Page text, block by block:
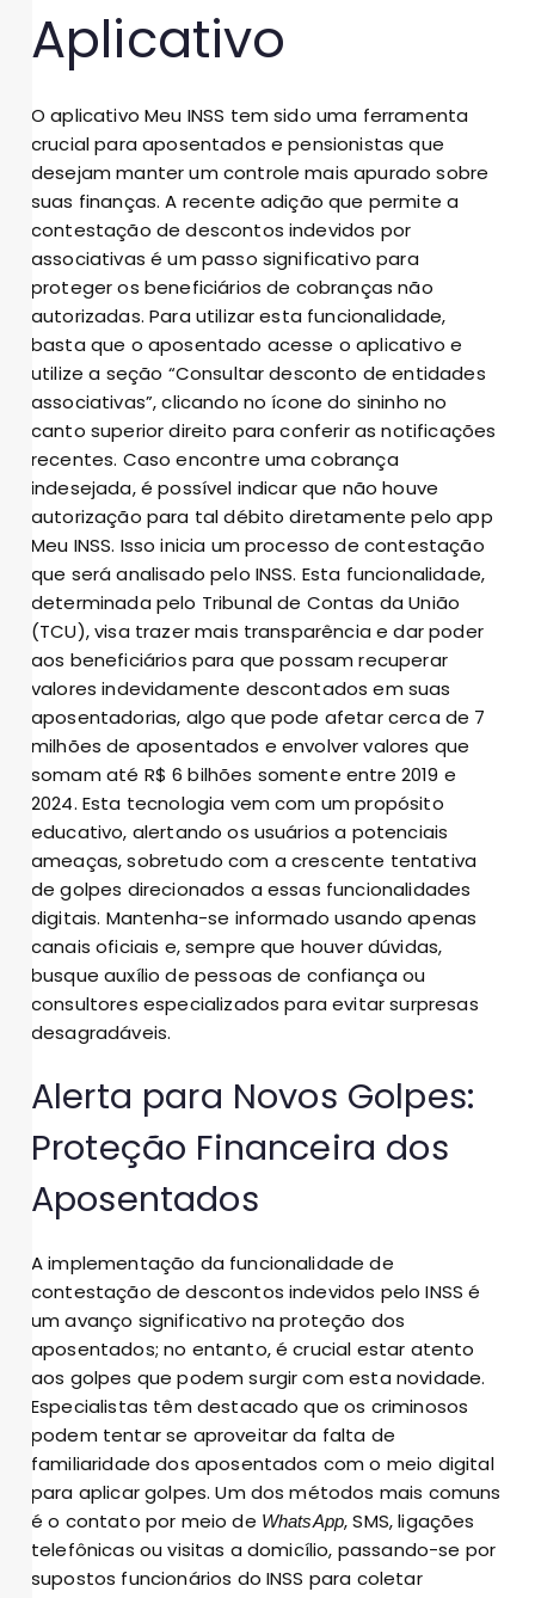
Aplicativo
O aplicativo Meu INSS tem sido uma ferramenta
crucial para aposentados e pensionistas que
desejam manter um controle mais apurado sobre
suas finanças. A recente adição que permite a
contestação de descontos indevidos por
associativas é um passo significativo para
proteger os beneficiários de cobranças não
autorizadas. Para utilizar esta funcionalidade,
basta que o aposentado acesse o aplicativo e
utilize a seção “Consultar desconto de entidades
associativas”, clicando no ícone do sininho no
canto superior direito para conferir as notificações
recentes. Caso encontre uma cobrança
indesejada, é possível indicar que não houve
autorização para tal débito diretamente pelo app
Meu INSS. Isso inicia um processo de contestação
que será analisado pelo INSS. Esta funcionalidade,
determinada pelo Tribunal de Contas da União
(TCU), visa trazer mais transparência e dar poder
aos beneficiários para que possam recuperar
valores indevidamente descontados em suas
aposentadorias, algo que pode afetar cerca de 7
milhões de aposentados e envolver valores que
somam até R$ 6 bilhões somente entre 2019 e
2024. Esta tecnologia vem com um propósito
educativo, alertando os usuários a potenciais
ameaças, sobretudo com a crescente tentativa
de golpes direcionados a essas funcionalidades
digitais. Mantenha-se informado usando apenas
canais oficiais e, sempre que houver dúvidas,
busque auxílio de pessoas de confiança ou
consultores especializados para evitar surpresas
desagradáveis.
Alerta para Novos Golpes:
Proteção Financeira dos
Aposentados
A implementação da funcionalidade de
contestação de descontos indevidos pelo INSS é
um avanço significativo na proteção dos
aposentados; no entanto, é crucial estar atento
aos golpes que podem surgir com esta novidade.
Especialistas têm destacado que os criminosos
podem tentar se aproveitar da falta de
familiaridade dos aposentados com o meio digital
para aplicar golpes. Um dos métodos mais comuns
é o contato por meio de WhatsApp, SMS, ligações
telefônicas ou visitas a domicílio, passando-se por
supostos funcionários do INSS para coletar